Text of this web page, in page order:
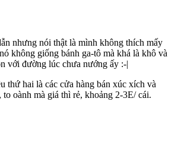
nhưng nói thật là mình không thích mấy
không giống bánh ga-tô mà khá là khô và
với đường lúc chưa nướng ấy :-|
thứ hai là các cửa hàng bán xúc xích và
oành mà giá thì rẻ, khoảng 2-3E/ cái.